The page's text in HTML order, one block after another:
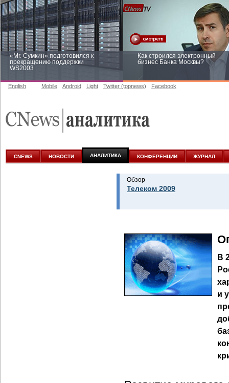
«Mr. Сумкин» подготовился к
прекращению поддержки
WS2003
Как строился электронный
бизнес Банка Москвы?
аналитике
English Mobile Android Light Twitter (topnews) Facebook
CNEWS НОВОСТИ АНАЛИТИКА КОНФЕРЕНЦИИ ЖУРНАЛ
Обзор
Телеком 2009
В
и